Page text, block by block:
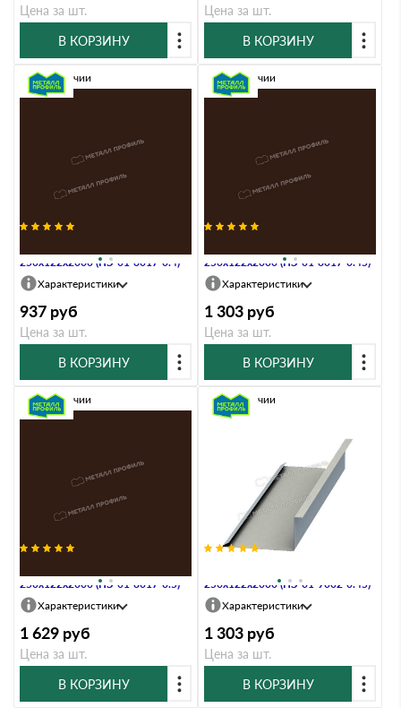
Цена за шт.
В КОРЗИНУ
Цена за шт.
В КОРЗИНУ
250х122х2000 (ПЭ-01-8017-0.4)
В наличии
Характеристики
937 руб
Цена за шт.
В КОРЗИНУ
250х122х2000 (ПЭ-01-8017-0.45)
В наличии
Характеристики
1 303 руб
Цена за шт.
В КОРЗИНУ
250х122х2000 (ПЭ-01-8017-0.5)
В наличии
Характеристики
1 629 руб
Цена за шт.
В КОРЗИНУ
250х122х2000 (ПЭ-01-9002-0.45)
В наличии
Характеристики
1 303 руб
Цена за шт.
В КОРЗИНУ